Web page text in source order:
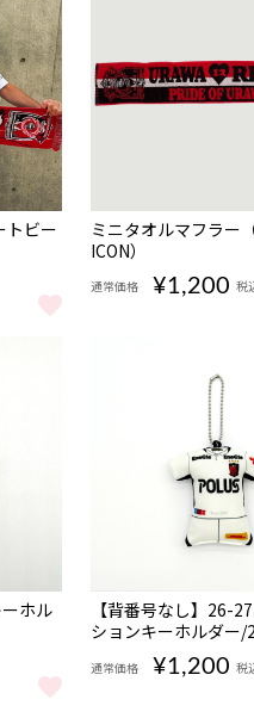
トビー
ビート） をもっと見る
NEW
ミニタオルマフラー
ICON）
通常価格 ¥1,200 税
ミニタオルマフラー
ホル
ホルダー(1st/GK) をもっと見る
NEW
【背番号なし】26-
ションキーホルダー/
通常価格 ¥1,200 税
【背番号なし】26-